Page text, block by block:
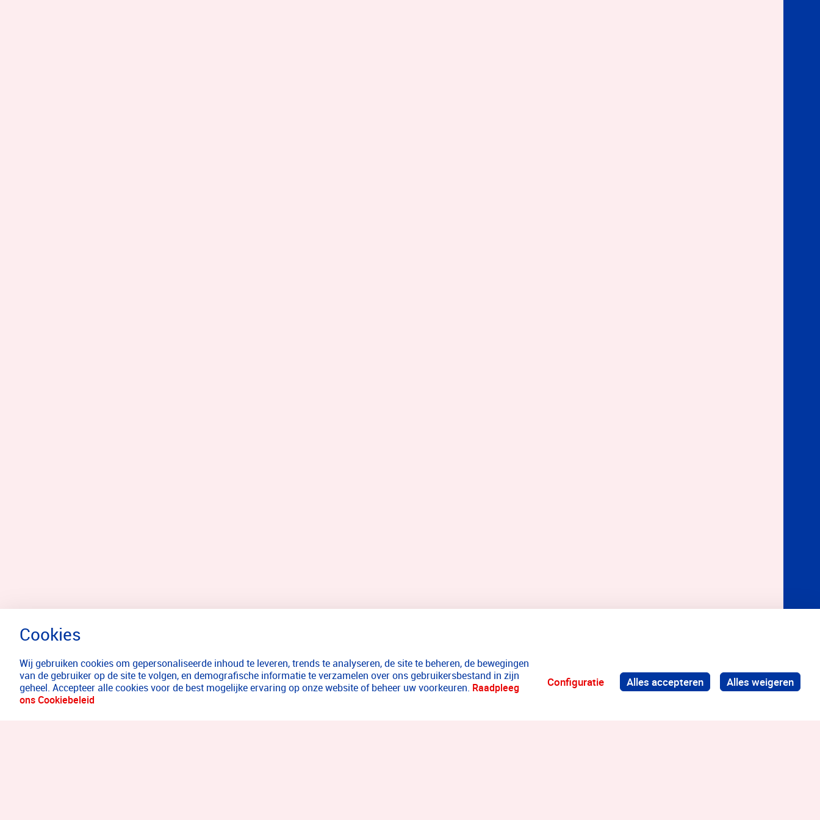
Wij gebruiken cookies om gepersonaliseerde inhoud te leveren, trends te analyseren, de site te beheren, de bewegingen
van de gebruiker op de site te volgen, en demografische informatie te verzamelen over ons gebruikersbestand in zijn
geheel. Accepteer alle cookies voor de best mogelijke ervaring op onze website of beheer uw voorkeuren. Raadpleeg
ons Cookiebeleid
Configuratie Alles accepteren Alles weigeren